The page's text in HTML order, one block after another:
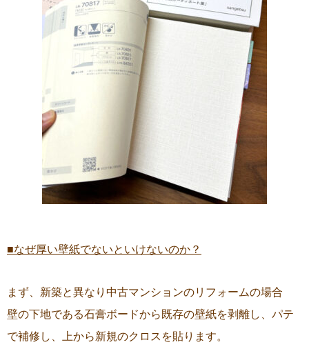
■なぜ厚い壁紙でないといけないのか？
まず、新築と異なり中古マンションのリフォームの場合
壁の下地である石膏ボードから既存の壁紙を剥離し、パテ
で補修し、上から新規のクロスを貼ります。